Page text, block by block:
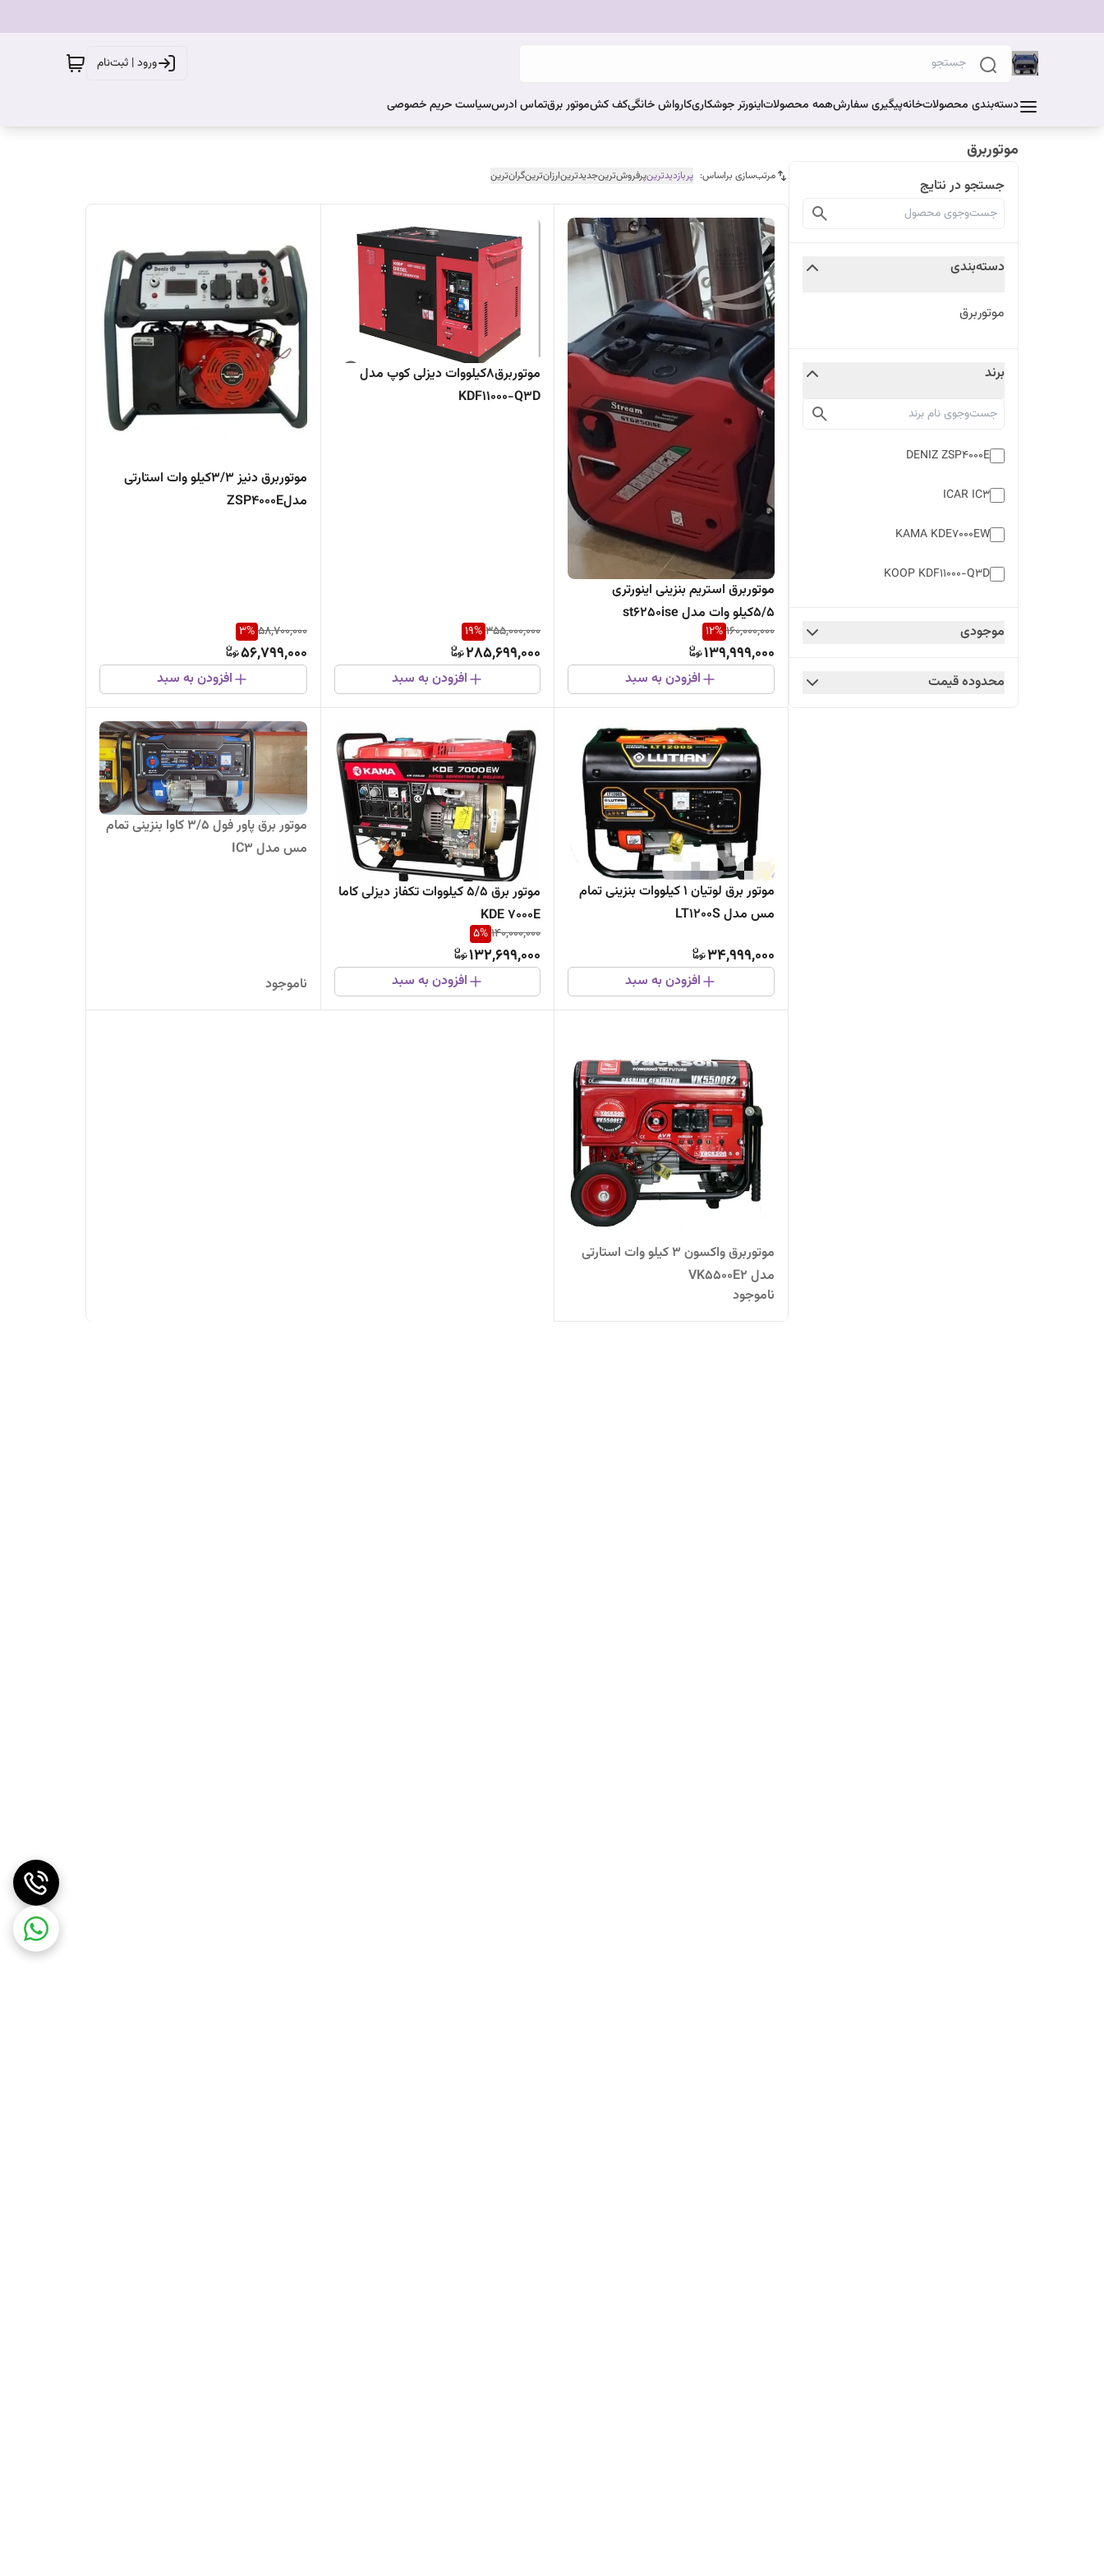
ورود | ثبت‌نام
دسته‌بندی محصولاتخانهپیگیری سفارشهمه محصولاتاینورتر جوشکاریکارواش خانگیکف کشموتور برقتماس ادرسسیاست حریم خصوصی
موتوربرق
جستجو در نتایج
دسته‌بندی
موتوربرق
برند
DENIZ ZSP4000E
ICAR IC3
KAMA KDE7000EW
KOOP KDF11000-Q3D
VACKSON VK5500E2
موجودی
محدوده قیمت
مرتب‌سازی براساس: پربازدیدترینپرفروش‌ترینجدیدترینارزان‌ترینگران‌ترین
موتوربرق استریم بنزینی اینورتری
5/5کیلو وات مدل st6250ise
160,000,000
12%
139,999,000
افزودن به سبد
موتوربرق8کیلووات دیزلی کوپ مدل
KDF11000-Q3D
355,000,000
19%
285,699,000
افزودن به سبد
موتوربرق دنیز 3/3کیلو وات استارتی
مدلZSP4000E
58,700,000
3%
56,799,000
افزودن به سبد
موتور برق لوتیان ۱ کیلووات بنزینی تمام
مس مدل LT1200S
34,999,000
افزودن به سبد
موتور برق ۵/۵ کیلووات تکفاز دیزلی کاما
KDE 7000E
140,000,000
5%
132,699,000
افزودن به سبد
موتور برق پاور فول 3/5 کاوا بنزینی تمام
مس مدل IC3
ناموجود
موتوربرق واکسون 3 کیلو وات استارتی
مدل VK5500E2
ناموجود